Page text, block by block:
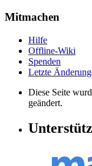
Mitmachen
Hilfe
Offline-Wiki
Spenden
Letzte
Diese Seite
geändert.